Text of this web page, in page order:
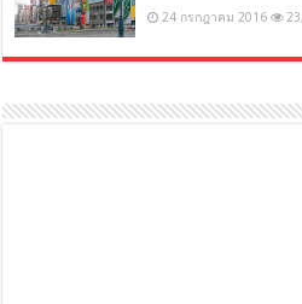
24 กรกฎาคม 2016